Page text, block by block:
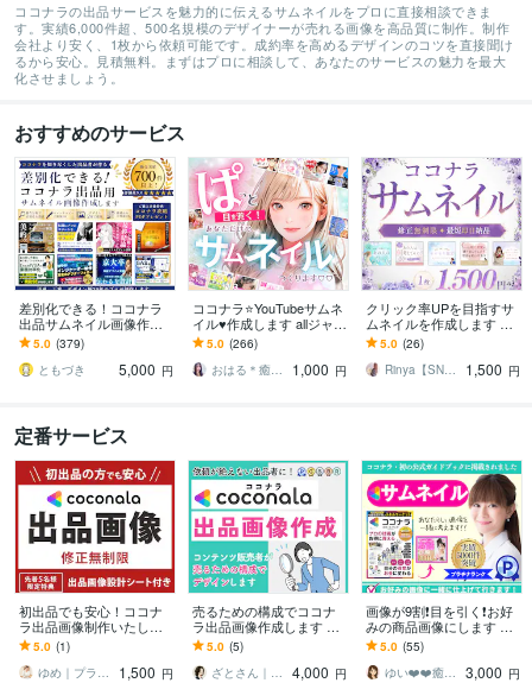
ココナラの出品サービスを魅力的に伝えるサムネイルをプロに直接相談できま
す。実績6,000件超、500名規模のデザイナーが売れる画像を高品質に制作。制作
会社より安く、1枚から依頼可能です。成約率を高めるデザインのコツを直接聞け
るから安心。見積無料。まずはプロに相談して、あなたのサービスの魅力を最大
化させましょう。
おすすめのサービス
差別化できる！ココナラ
出品サムネイル画像作成
します サービス画像デザ
イン2案作成⭐️ココナラ攻
略PDF付❗️
5.0 (379)
ともづき
5,000 円
ココナラ⭐️YouTubeサムネ
イル♥️作成します allジャン
ルOK￤初心者さんも大歓
迎￤CTR改善⭐️
5.0 (266)
おはる＊癒しゆるっと開運びより ☕️
1,000 円
クリック率UPを目指すサ
ムネイルを作成します サ
ービスの魅力が伝わるサ
ムネイルをご提案いたし
ます！
5.0 (26)
Rinya【SNSデザイナー】
1,500 円
定番サービス
初出品でも安心！ココナ
ラ出品画像制作いたしま
す 【出品画像設計シート
付】修正無制限・48時間
納品・丸投げOK
5.0 (1)
ゆめ｜プラスミーデザイン ＠即レス対応
1,500 円
売るための構成でココナ
ラ出品画像作成します 目
立つでは差はつかない｜
セールスライティングに
基づく画像構成
5.0 (5)
ざとさん｜見られる売れるを創る画像屋
4,000 円
画像が9割❗️目を引く❗️お好
みの商品画像にします ✅
目立つ画像として✨公式ガ
イドブック✨に掲載されま
した❗️
5.0 (55)
ゆい❤️❤️癒しの心友
3,000 円